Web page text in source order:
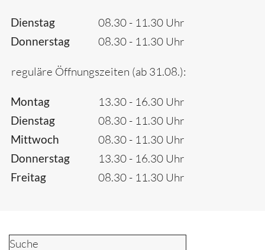
Dienstag 08.30 - 11.30 Uhr
Donnerstag 08.30 - 11.30 Uhr
reguläre Öffnungszeiten (ab 31.08.):
Montag 13.30 - 16.30 Uhr
Dienstag 08.30 - 11.30 Uhr
Mittwoch 08.30 - 11.30 Uhr
Donnerstag 13.30 - 16.30 Uhr
Freitag 08.30 - 11.30 Uhr